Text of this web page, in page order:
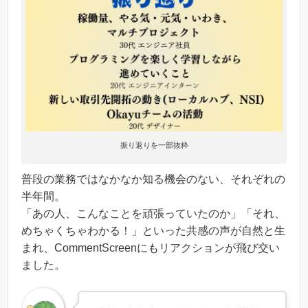
振り返りを一部抜粋
普段の業務ではなかなか知る機会のない、それぞれの
半年間。
「あの人、こんなことを頑張っていたのか」「それ、
めちゃくちゃわかる！」といった共感の声が自然と生
まれ、CommentScreenにもリアクションが飛び交い
ました。